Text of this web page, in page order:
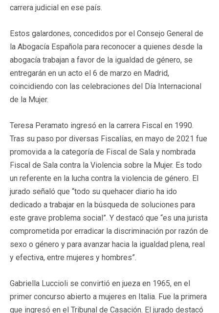
carrera judicial en ese país.
Estos galardones, concedidos por el Consejo General de
la Abogacía Española para reconocer a quienes desde la
abogacía trabajan a favor de la igualdad de género, se
entregarán en un acto el 6 de marzo en Madrid,
coincidiendo con las celebraciones del Día Internacional
de la Mujer.
Teresa Peramato ingresó en la carrera Fiscal en 1990.
Tras su paso por diversas Fiscalías, en mayo de 2021 fue
promovida a la categoría de Fiscal de Sala y nombrada
Fiscal de Sala contra la Violencia sobre la Mujer. Es todo
un referente en la lucha contra la violencia de género. El
jurado señaló que “todo su quehacer diario ha ido
dedicado a trabajar en la búsqueda de soluciones para
este grave problema social”. Y destacó que “es una jurista
comprometida por erradicar la discriminación por razón de
sexo o género y para avanzar hacia la igualdad plena, real
y efectiva, entre mujeres y hombres”.
Gabriella Luccioli se convirtió en jueza en 1965, en el
primer concurso abierto a mujeres en Italia. Fue la primera
que ingresó en el Tribunal de Casación. El jurado destacó